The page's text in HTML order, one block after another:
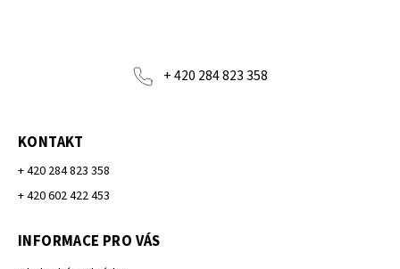
+ 420 284 823 358
KONTAKT
+ 420 284 823 358
+ 420 602 422 453
INFORMACE PRO VÁS